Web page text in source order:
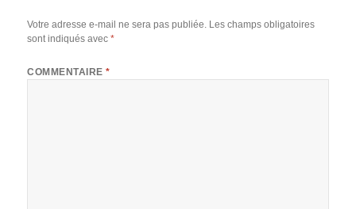
Votre adresse e-mail ne sera pas publiée. Les champs obligatoires
sont indiqués avec*
COMMENTAIRE*